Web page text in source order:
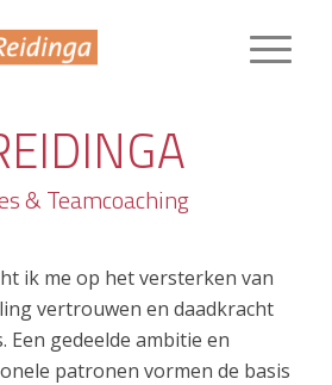
& Teamcoaching
ik me op het versterken van
vertrouwen en daadkracht
Een gedeelde ambitie en
patronen vormen de basis